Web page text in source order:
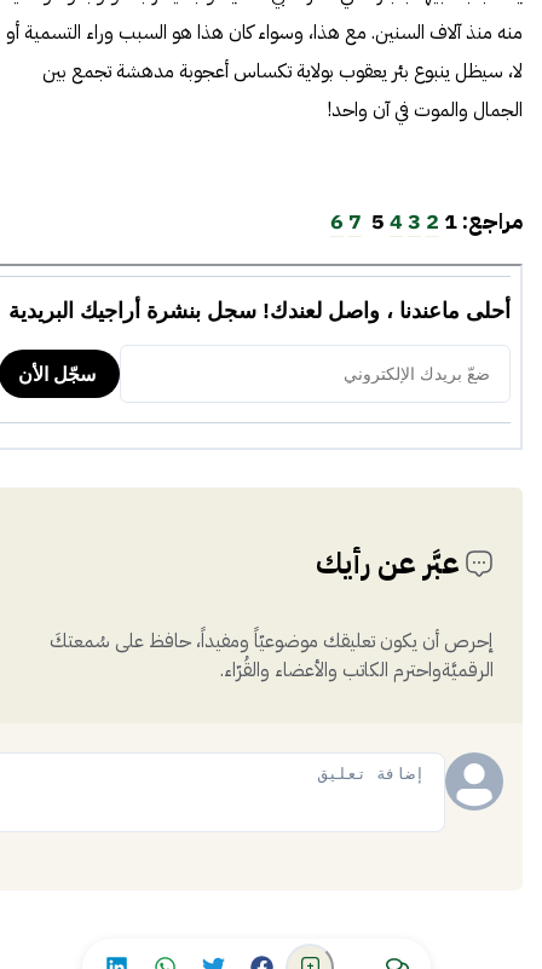
منه منذ آلاف السنين. مع هذا، وسواء كان هذا هو السبب وراء التسمية أو
لا، سيظل ينبوع بئر يعقوب بولاية تكساس أعجوبة مدهشة تجمع بين
الجمال والموت في آن واحد!
مراجع:1
2
3
4
5
7
6
عبَّر عن رأيك
إحرص أن يكون تعليقك موضوعيّاً ومفيداً، حافظ على سُمعتكَ
الرقميَّةواحترم الكاتب والأعضاء والقُرّاء.